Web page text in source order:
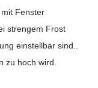
Fenster
strengem Frost
einstellbar sind..
zu hoch wird.